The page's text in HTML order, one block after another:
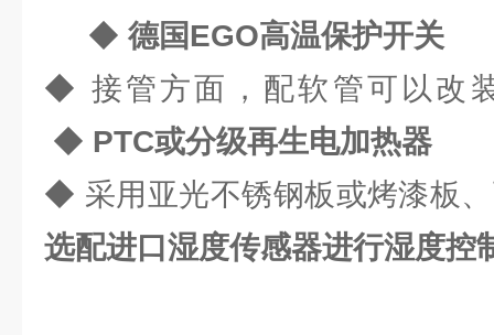
◆ 德国EGO高温保护开关
◆ 接管方面，配软管可以
◆ PTC或分级再生电加热器
◆ 采用亚光不锈钢板或烤
选配进口湿度传感器进行湿度控